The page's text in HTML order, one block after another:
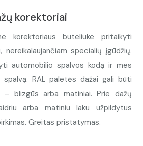
korektoriai
korektoriaus buteliuke pritaikyti
nereikalaujančiam specialių įgūdžių.
automobilio spalvos kodą ir mes
spalvą. RAL paletės dažai gali būti
– blizgūs arba matiniai. Prie dažų
arba matiniu laku užpildytus
Greitas pristatymas.